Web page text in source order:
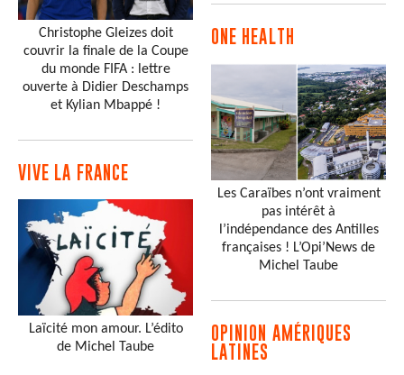
Christophe Gleizes doit
couvrir la finale de la Coupe
du monde FIFA : lettre
ouverte à Didier Deschamps
et Kylian Mbappé !
VIVE LA FRANCE
Laïcité mon amour. L’édito
de Michel Taube
ONE HEALTH
Les Caraïbes n’ont vraiment
pas intérêt à
l’indépendance des Antilles
françaises ! L’Opi’News de
Michel Taube
OPINION AMÉRIQUES
LATINES